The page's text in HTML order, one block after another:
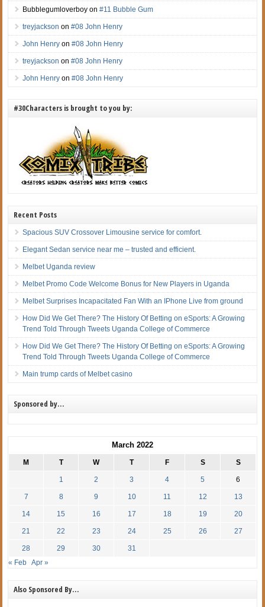
Bubblegumloverboy on#11 Bubble Gum
treyjackson on#08 John Henry
John Henry on#08 John Henry
treyjackson on#08 John Henry
John Henry on#08 John Henry
#30Characters is brought to you by:
Recent Posts
Spacious SUV Crossover Limousine service for comfort.
Elegant Sedan service near me – trusted and efficient.
Melbet Uganda review
Melbet Promo Code Welcome Bonus for New Players in Uganda
Melbet Surprises Incapacitated Fan With an IPhone Live from ground
How Did We Get There? The History Of Betting on eSports: A Growing
Trend Told Through Tweets Uganda College of Commerce
How Did We Get There? The History Of Betting on eSports: A Growing
Trend Told Through Tweets Uganda College of Commerce
Main trump cards of Melbet casino
Sponsored by…
March 2022
M T W T F S S
1 2 3 4 5 6
7 8 9 10 11 12 13
14 15 16 17 18 19 20
21 22 23 24 25 26 27
28 29 30
31
« Feb
Apr »
Also Sponsored By…